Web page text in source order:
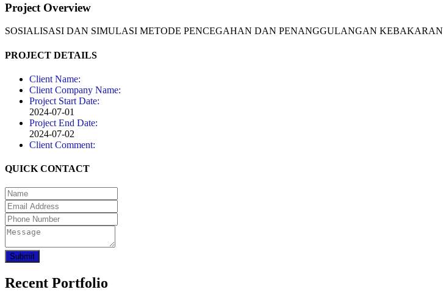
Project Overview
SOSIALISASI DAN SIMULASI METODE PENCEGAHAN DAN PENANGGULANGAN KEBAKARAN
PROJECT DETAILS
Client Name:
Client Company Name:
Project Start Date:
2024-07-01
Project End Date:
2024-07-02
Client Comment:
QUICK CONTACT
Submit
Recent Portfolio